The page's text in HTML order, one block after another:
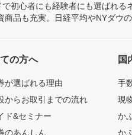
初心者にも経験者にも選ばれ
品も充実。日経平均やNYダウ
の方へ
が選ばれる理由
からお取引までの流れ
ド&セミナー
のあんしん
国
手
現
か
か